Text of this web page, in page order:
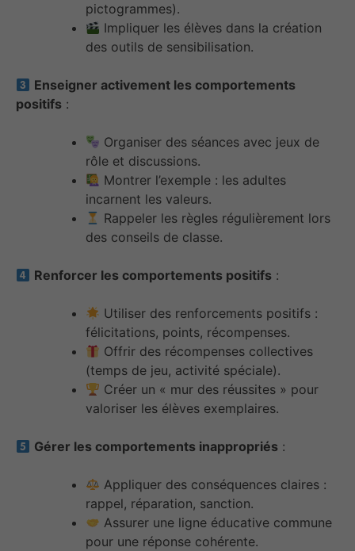
pictogrammes).
Impliquer les élèves dans la création
des outils de sensibilisation.
Enseigner activement les comportements
positifs :
Organiser des séances avec jeux de
rôle et discussions.
Montrer l’exemple : les adultes
incarnent les valeurs.
Rappeler les règles régulièrement lors
des conseils de classe.
Renforcer les comportements positifs :
Utiliser des renforcements positifs :
félicitations, points, récompenses.
Offrir des récompenses collectives
(temps de jeu, activité spéciale).
Créer un « mur des réussites » pour
valoriser les élèves exemplaires.
Gérer les comportements inappropriés :
Appliquer des conséquences claires :
rappel, réparation, sanction.
Assurer une ligne éducative commune
pour une réponse cohérente.